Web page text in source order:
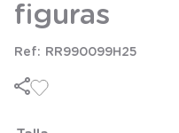
figuras
RR990099H25
4.
body